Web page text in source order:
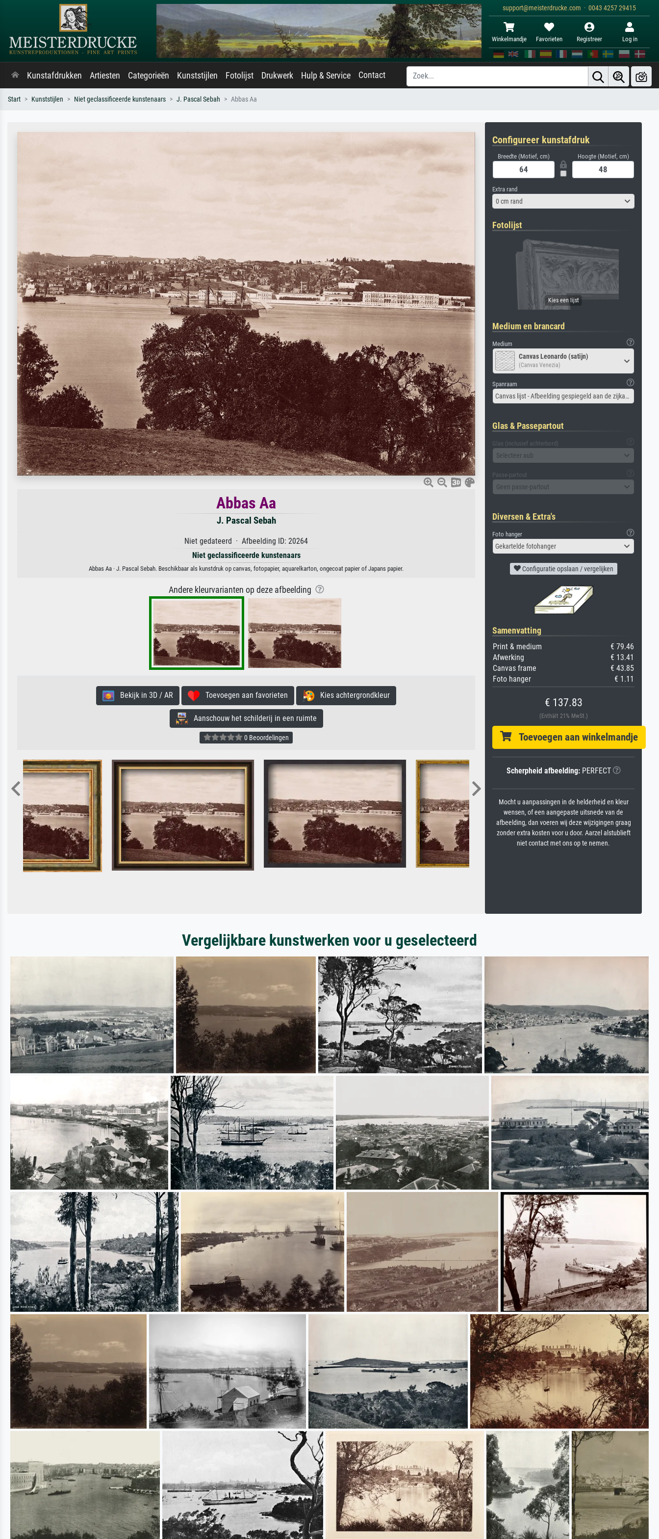
support@meisterdrucke.com · 0043 4257 29415
Winkelmandje Favorieten Registreer Log in
Kunstafdrukken Artiesten Categorieën Kunststijlen Fotolijst Drukwerk Hulp & Service Contact
Start Kunststijlen Niet geclassificeerde kunstenaars J. Pascal Sebah Abbas Aa
Abbas Aa
J. Pascal Sebah
Niet gedateerd · Afbeelding ID: 20264
Niet geclassificeerde kunstenaars
Abbas Aa · J. Pascal Sebah. Beschikbaar als kunstdruk op canvas, fotopapier, aquarelkarton, ongecoat papier of Japans papier.
Andere kleurvarianten op deze afbeelding
Bekijk in 3D / AR Toevoegen aan favorieten Kies achtergrondkleur
Aanschouw het schilderij in een ruimte
0 Beoordelingen
Configureer kunstafdruk
Breedte (Motief, cm) Hoogte (Motief, cm)
Extra rand
0 cm rand
Fotolijst
Medium en brancard
Medium
Canvas Leonardo (satijn)
(Canvas Venezia)
Spanraam
Canvas lijst - Afbeelding gespiegeld aan de zijkant
Glas & Passepartout
Glas (inclusief achterbord)
Selecteer aub
Passe-partout
Geen passe-partout
Diversen & Extra's
Foto hanger
Gekartelde fotohanger
Configuratie opslaan / vergelijken
Samenvatting
Print & medium
€ 79.46
Afwerking
€ 13.41
Canvas frame
€ 43.85
Foto hanger
€ 1.11
€ 137.83
(Enthält 21% MwSt.)
Toevoegen aan winkelmandje
Scherpheid afbeelding:PERFECT
Mocht u aanpassingen in de helderheid en kleur
wensen, of een aangepaste uitsnede van de
afbeelding, dan voeren wij deze wijzigingen graag
zonder extra kosten voor u door. Aarzel alstublieft
niet contact met ons op te nemen.
Vergelijkbare kunstwerken voor u geselecteerd